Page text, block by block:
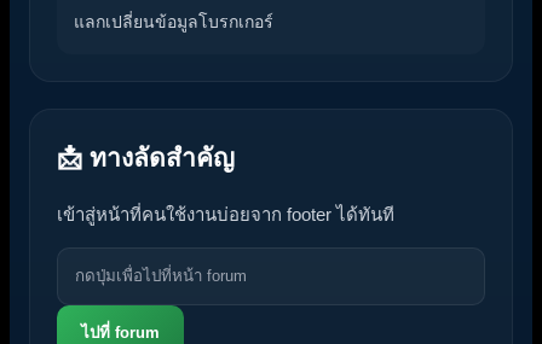
แลกเปลี่ยนข้อมูลโบรกเกอร์
📩 ทางลัดสำคัญ
เข้าสู่หน้าที่คนใช้งานบ่อยจาก footer ได้ทันที
ไปที่ forum